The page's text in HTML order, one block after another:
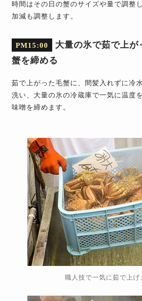
時間はその日の蟹のサイズや量で調整
加減も調整します。
PM15:00
大量の氷で茹で上が
蟹を締める
茹で上がった毛蟹に、間髪入れずに冷
洗い、大量の氷の冷蔵庫で一気に温度
味噌を締めます。
職人技で一気に茹で上げ